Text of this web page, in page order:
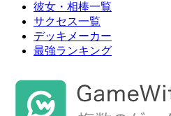
彼女・相棒一覧
サクセス一覧
デッキメーカー
最強ランキング